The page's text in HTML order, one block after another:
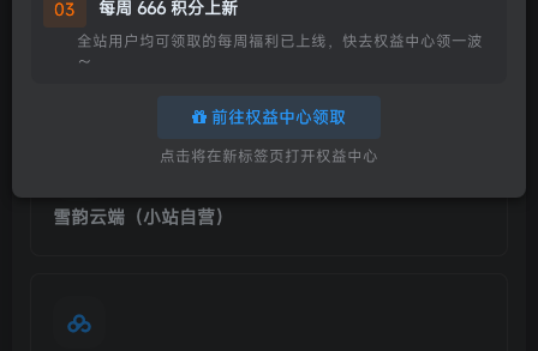
直链直接下载
雪韵云端（小站自营）
03 每周 666 积分上新
全站用户均可领取的每周福利已上线，快去权益中心领一波
～
前往权益中心领取
点击将在新标签页打开权益中心